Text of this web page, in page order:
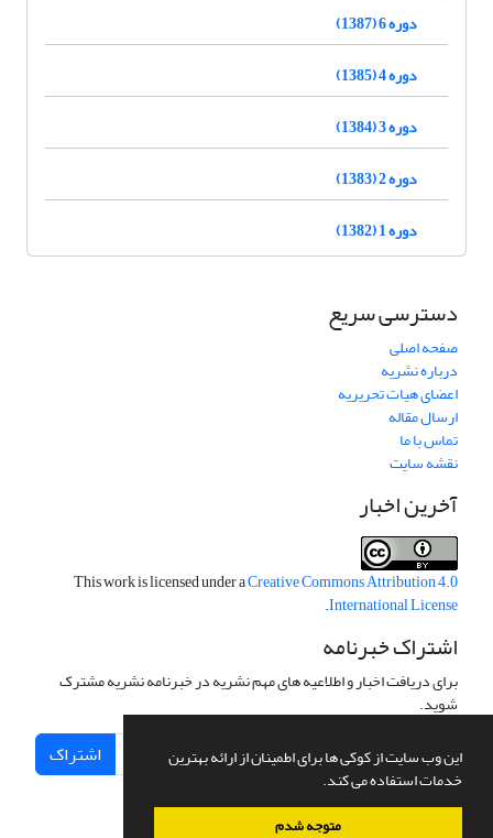
این وب سایت از کوکی ها برای اطمینان از ارائه بهترین
خدمات استفاده می کند.
متوجه شدم
دوره 6 (1387)
دوره 4 (1385)
دوره 3 (1384)
دوره 2 (1383)
دوره 1 (1382)
دسترسی سریع
صفحه اصلی
درباره نشریه
اعضای هیات تحریریه
ارسال مقاله
تماس با ما
نقشه سایت
آخرین اخبار
This work is licensed under aCreative Commons Attribution 4.0
International License
.
اشتراک خبرنامه
برای دریافت اخبار و اطلاعیه های مهم نشریه در خبرنامه نشریه مشترک
شوید.
اشتراک